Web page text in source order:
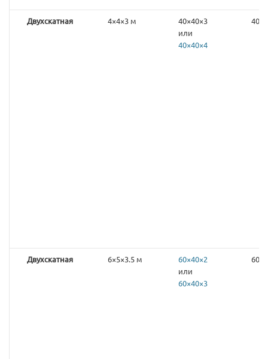
Двухскатная 4×4×3 м
40×40×3
или
40×40×4
Двухскатная 6×5×3.5 м
60×40×2
или
60×40×3